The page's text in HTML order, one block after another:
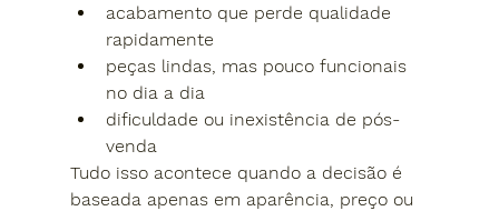
acabamento que perde qualidade
rapidamente
peças lindas, mas pouco funcionais
no dia a dia
dificuldade ou inexistência de pós-
venda
Tudo isso acontece quando a decisão é
baseada apenas em aparência, preço ou